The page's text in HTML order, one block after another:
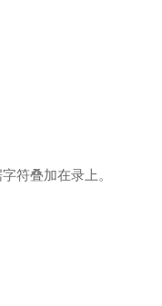
符叠加在录上。